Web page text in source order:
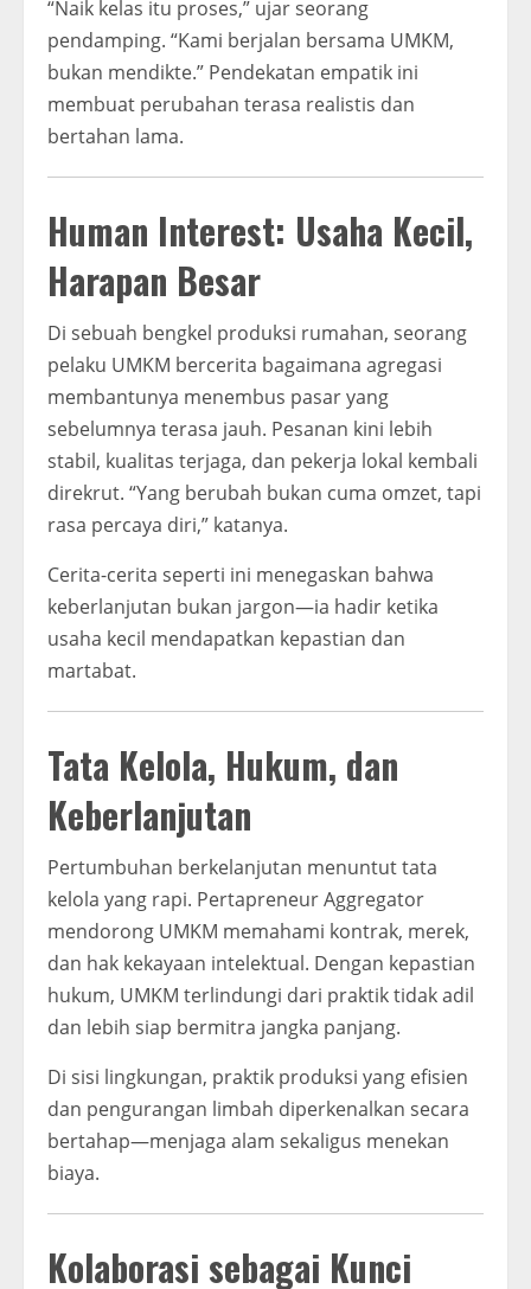
“Naik kelas itu proses,” ujar seorang
pendamping. “Kami berjalan bersama UMKM,
bukan mendikte.” Pendekatan empatik ini
membuat perubahan terasa realistis dan
bertahan lama.
Human Interest: Usaha Kecil,
Harapan Besar
Di sebuah bengkel produksi rumahan, seorang
pelaku UMKM bercerita bagaimana agregasi
membantunya menembus pasar yang
sebelumnya terasa jauh. Pesanan kini lebih
stabil, kualitas terjaga, dan pekerja lokal kembali
direkrut. “Yang berubah bukan cuma omzet, tapi
rasa percaya diri,” katanya.
Cerita-cerita seperti ini menegaskan bahwa
keberlanjutan bukan jargon—ia hadir ketika
usaha kecil mendapatkan kepastian dan
martabat.
Tata Kelola, Hukum, dan
Keberlanjutan
Pertumbuhan berkelanjutan menuntut tata
kelola yang rapi. Pertapreneur Aggregator
mendorong UMKM memahami kontrak, merek,
dan hak kekayaan intelektual. Dengan kepastian
hukum, UMKM terlindungi dari praktik tidak adil
dan lebih siap bermitra jangka panjang.
Di sisi lingkungan, praktik produksi yang efisien
dan pengurangan limbah diperkenalkan secara
bertahap—menjaga alam sekaligus menekan
biaya.
Kolaborasi sebagai Kunci